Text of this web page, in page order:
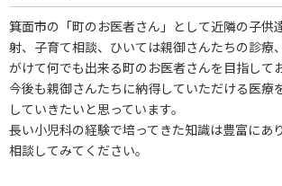
箕面市の「町のお医者さん」として近隣の子供
射、子育て相談、ひいては親御さんたちの診療
がけて何でも出来る町のお医者さんを目指して
今後も親御さんたちに納得していただける医療
していきたいと思っています。
長い小児科の経験で培ってきた知識は豊富にあ
相談してみてください。